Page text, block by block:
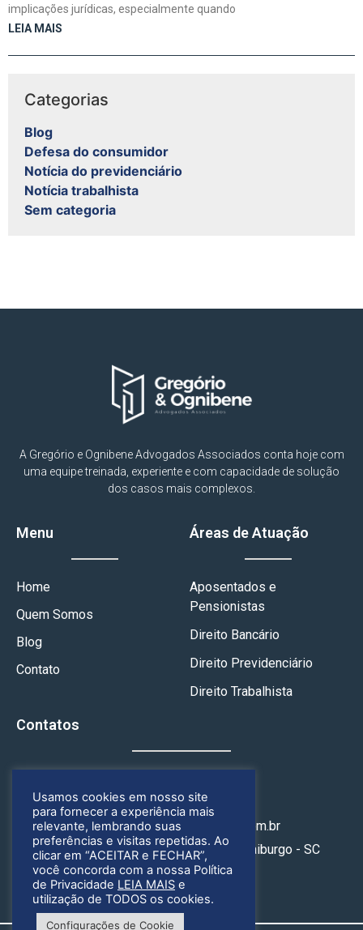
implicações jurídicas, especialmente quando
LEIA MAIS
Categorias
Blog
Defesa do consumidor
Notícia do previdenciário
Notícia trabalhista
Sem categoria
A Gregório e Ognibene Advogados Associados conta hoje com
uma equipe treinada, experiente e com capacidade de solução
dos casos mais complexos.
Menu
Home
Quem Somos
Blog
Contato
Áreas de Atuação
Aposentados e
Pensionistas
Direito Bancário
Direito Previdenciário
Direito Trabalhista
Contatos
(49) 99925-1658
contato@geoadvogados.com.br
Rua Nereu Ramos, 314, Centro, Fraiburgo - SC
Usamos cookies em nosso site
para fornecer a experiência mais
relevante, lembrando suas
preferências e visitas repetidas. Ao
clicar em “ACEITAR e FECHAR”,
você concorda com a nossa Política
de Privacidade LEIA MAIS e
utilização de TODOS os cookies.
Configurações de Cookie